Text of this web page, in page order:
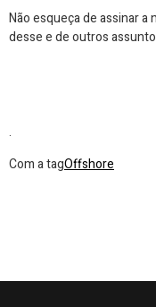
Não esqueça de assinar a
desse e de outros
.
Com a tagOffshore